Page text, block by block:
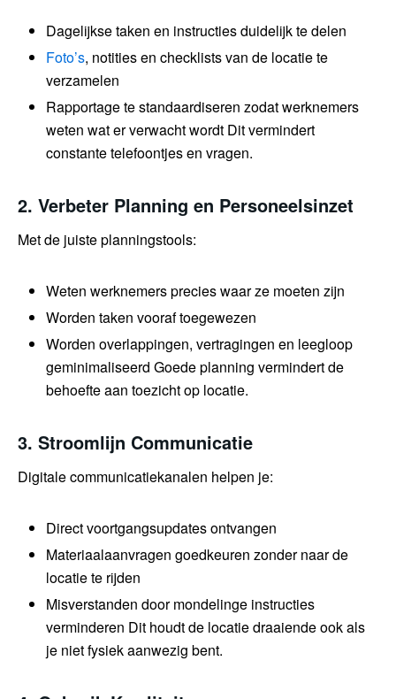
Dagelijkse taken en instructies duidelijk te delen
Foto’s, notities en checklists van de locatie te
verzamelen
Rapportage te standaardiseren zodat werknemers
weten wat er verwacht wordt Dit vermindert
constante telefoontjes en vragen.
2. Verbeter Planning en Personeelsinzet
Met de juiste planningstools:
Weten werknemers precies waar ze moeten zijn
Worden taken vooraf toegewezen
Worden overlappingen, vertragingen en leegloop
geminimaliseerd Goede planning vermindert de
behoefte aan toezicht op locatie.
3. Stroomlijn Communicatie
Digitale communicatiekanalen helpen je:
Direct voortgangsupdates ontvangen
Materiaalaanvragen goedkeuren zonder naar de
locatie te rijden
Misverstanden door mondelinge instructies
verminderen Dit houdt de locatie draaiende ook als
je niet fysiek aanwezig bent.